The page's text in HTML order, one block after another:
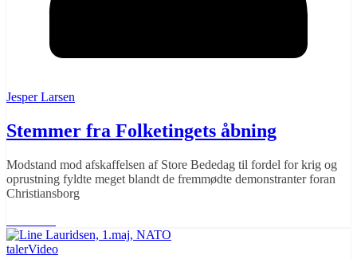
Jesper Larsen
Stemmer fra Folketingets åbning
Modstand mod afskaffelsen af Store Bededag til fordel for krig og
oprustning fyldte meget blandt de fremmødte demonstranter foran
Christiansborg
talerVideo